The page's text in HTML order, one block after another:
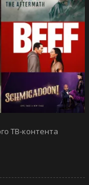
ТВ-контента